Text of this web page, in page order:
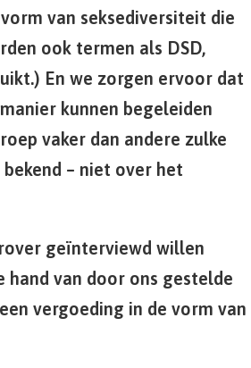
van seksediversiteit die
ook termen als DSD,
En we zorgen ervoor dat
kunnen begeleiden
vaker dan andere zulke
– niet over het
geïnterviewd willen
hand van door ons gestelde
vergoeding in de vorm van